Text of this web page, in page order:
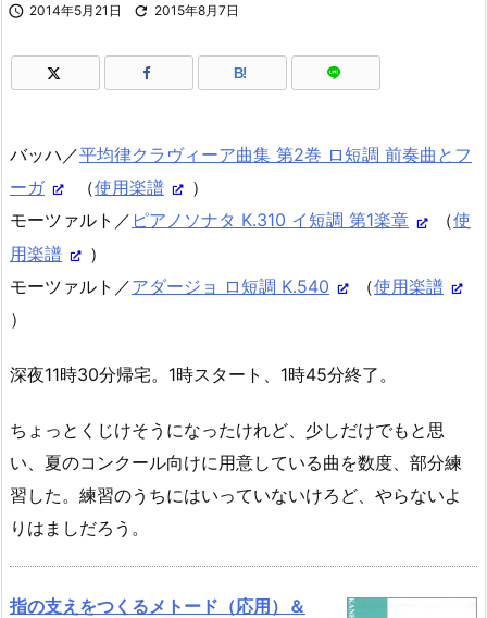
 2014年5月21日  2015年8月7日
B!
バッハ／平均律クラヴィーア曲集 第2巻 ロ短調 前奏曲とフ
ーガ
（使用楽譜
）
モーツァルト／ ピアノソナタ K.310 イ短調 第1楽章 （使
用楽譜
）
モーツァルト／アダージョ ロ短調 K.540 （使用楽譜
）
深夜11時30分帰宅。1時スタート、1時45分終了。
ちょっとくじけそうになったけれど、少しだけでもと思
い、夏のコンクール向けに用意している曲を数度、部分練
習した。練習のうちにはいっていないけろど、やらないよ
りはましだろう。
指の支えをつくるメトード（応用）＆